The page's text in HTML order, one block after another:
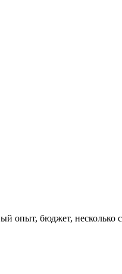
опыт, бюджет, несколько